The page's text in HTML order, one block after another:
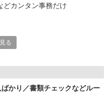
どカンタン事務だけ
聞いて取次ぐだけです
る
かり／書類チェックなどルー